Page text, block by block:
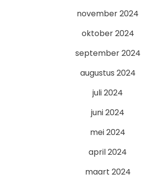
november 2024
oktober 2024
september 2024
augustus 2024
juli 2024
juni 2024
mei 2024
april 2024
maart 2024